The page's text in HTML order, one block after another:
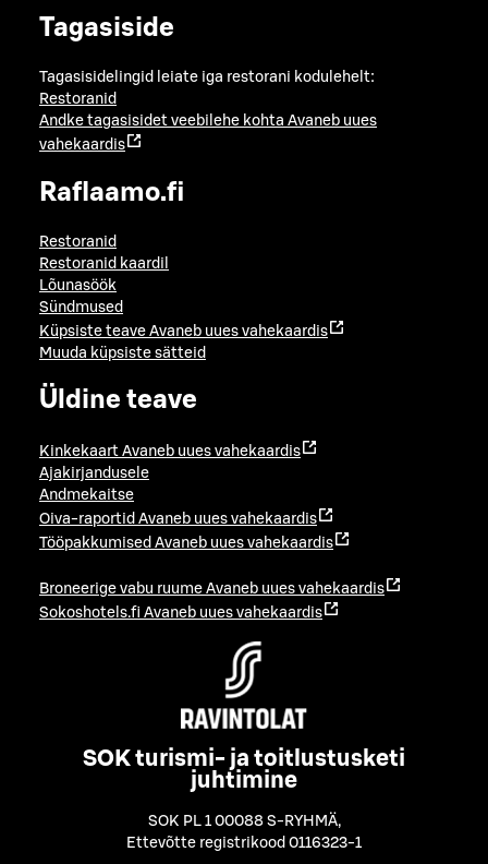
Tagasiside
Tagasisidelingid leiate iga restorani kodulehelt:
Restoranid
Andke tagasisidet veebilehe kohta Avaneb uues
vahekaardis
Raflaamo.fi
Restoranid
Restoranid kaardil
Lõunasöök
Sündmused
Küpsiste teave Avaneb uues vahekaardis
Muuda küpsiste sätteid
Üldine teave
Kinkekaart Avaneb uues vahekaardis
Ajakirjandusele
Andmekaitse
Oiva-raportid Avaneb uues vahekaardis
Tööpakkumised Avaneb uues vahekaardis
Broneerige vabu ruume Avaneb uues vahekaardis
Sokoshotels.fi Avaneb uues vahekaardis
SOK turismi- ja toitlustusketi
juhtimine
SOK PL 1 00088 S-RYHMÄ,
Ettevõtte registrikood 0116323-1